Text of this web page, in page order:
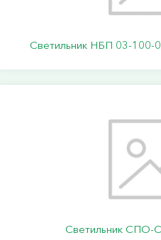
Светильник НБП 03-100-
Светильник СПО-